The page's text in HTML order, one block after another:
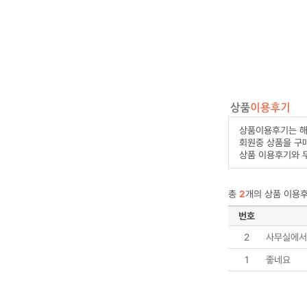
상품이용후기는
회원중 상품을 구
상품 이용후기와
총 2개의 상품 이용
번호
2
사무실에
1 좋네요